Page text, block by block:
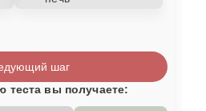
шаг
теста вы получаете: